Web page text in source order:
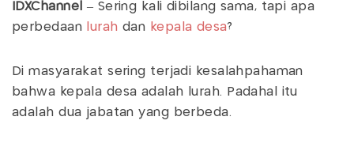
IDXChannel – Sering kali dibilang sama, tapi apa
perbedaan
lurah dan kepala desa?
Di masyarakat sering terjadi kesalahpahaman
bahwa kepala desa adalah lurah. Padahal itu
adalah dua jabatan yang berbeda.